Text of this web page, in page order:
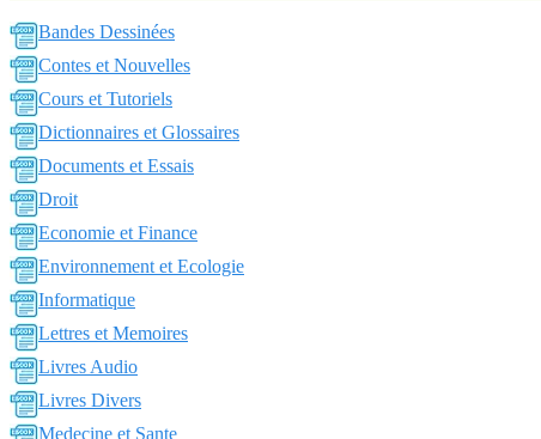
Bandes Dessinées
Contes et Nouvelles
Cours et Tutoriels
Dictionnaires et Glossaires
Documents et Essais
Droit
Economie et Finance
Environnement et Ecologie
Informatique
Lettres et Memoires
Livres Audio
Livres Divers
Medecine et Sante